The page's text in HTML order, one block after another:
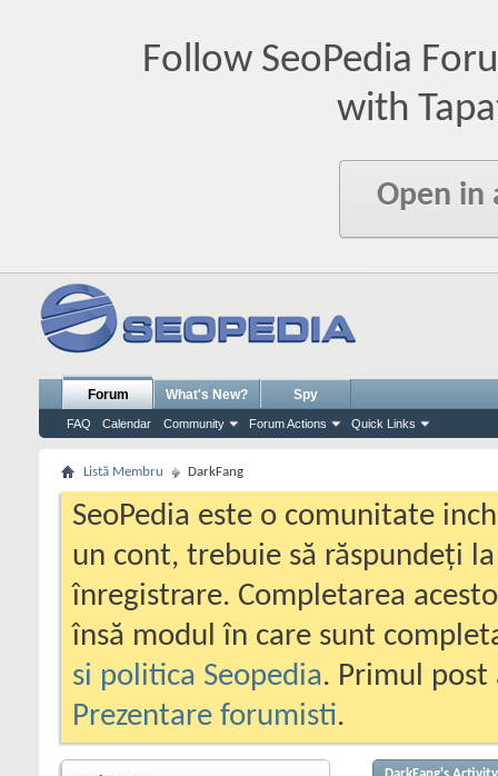
Follow SeoPedia
with
Open in
Forum
FAQ Calendar Community Forum Actions Quick Links
What's New? Spy
Listă Membru DarkFang
SeoPedia este o comunitate
un cont, trebuie să răspundeți
înregistrare. Completarea
însă modul în care sunt
si politica Seopedia. Primul
Prezentare forumisti.